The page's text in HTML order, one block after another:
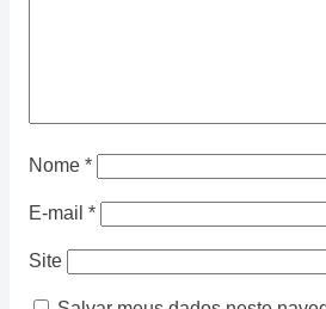
Nome *
E-mail *
Site